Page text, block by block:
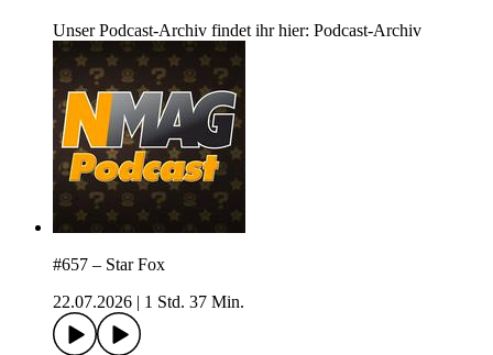
Unser Podcast-Archiv findet ihr hier: Podcast-Archiv
#657 – Star Fox
22.07.2026
1 Std. 37 Min.